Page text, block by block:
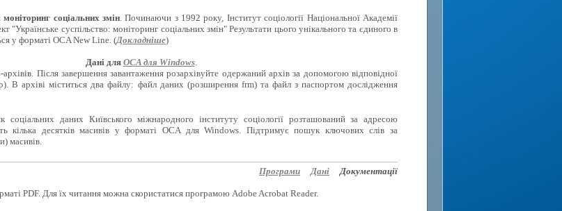
соціальних змін. Починаючи з 1992 року, Інститут соціології Національної Академії
"Українське суспільство: моніторинг соціальних змін" Результати цього унікального та єдиного в
у форматі OCA New Line. (Докладніше)
Дані для OCA для Windows.
Після завершення завантаження розархівуйте одержаний архів за допомогою відповідної
В архіві міститься два файлу: файл даних (розширення frm) та файл з паспортом дослідження
соціальних даних Київського міжнародного інституту соціології розташований за адресою
кілька десятків масивів у форматі OCA для Windows. Підтримує пошук ключових слів за
масивів.
Програми Дані Документації
PDF. Для їх читання можна скористатися програмою Adobe Acrobat Reader.